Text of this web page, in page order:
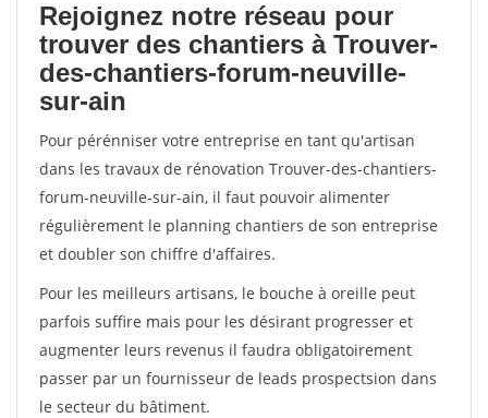
Rejoignez notre réseau pour
trouver des chantiers à Trouver-
des-chantiers-forum-neuville-
sur-ain
Pour pérénniser votre entreprise en tant qu'artisan
dans les travaux de rénovation Trouver-des-chantiers-
forum-neuville-sur-ain, il faut pouvoir alimenter
régulièrement le planning chantiers de son entreprise
et doubler son chiffre d'affaires.
Pour les meilleurs artisans, le bouche à oreille peut
parfois suffire mais pour les désirant progresser et
augmenter leurs revenus il faudra obligatoirement
passer par un fournisseur de leads prospectsion dans
le secteur du bâtiment.